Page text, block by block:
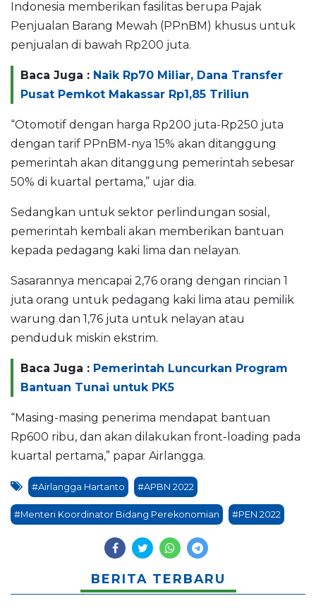
Indonesia memberikan fasilitas berupa Pajak
Penjualan Barang Mewah (PPnBM) khusus untuk
penjualan di bawah Rp200 juta.
Baca Juga : Naik Rp70 Miliar, Dana Transfer
Pusat Pemkot Makassar Rp1,85 Triliun
“Otomotif dengan harga Rp200 juta-Rp250 juta
dengan tarif PPnBM-nya 15% akan ditanggung
pemerintah akan ditanggung pemerintah sebesar
50% di kuartal pertama,” ujar dia.
Sedangkan untuk sektor perlindungan sosial,
pemerintah kembali akan memberikan bantuan
kepada pedagang kaki lima dan nelayan.
Sasarannya mencapai 2,76 orang dengan rincian 1
juta orang untuk pedagang kaki lima atau pemilik
warung dan 1,76 juta untuk nelayan atau
penduduk miskin ekstrim.
Baca Juga : Pemerintah Luncurkan Program
Bantuan Tunai untuk PK5
“Masing-masing penerima mendapat bantuan
Rp600 ribu, dan akan dilakukan front-loading pada
kuartal pertama,” papar Airlangga.
#Airlangga Hartanto #APBN 2022
#Menteri Koordinator Bidang Perekonomian #PEN 2022
BERITA TERBARU